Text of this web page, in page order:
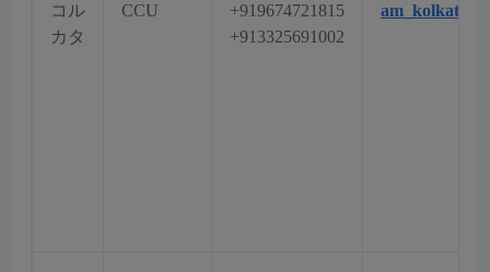
コル
カタ
CCU
+919674721815
+913325691002